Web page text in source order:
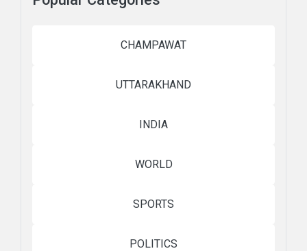
CHAMPAWAT
UTTARAKHAND
INDIA
WORLD
SPORTS
POLITICS